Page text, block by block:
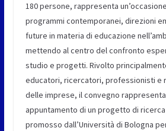
180 persone, rappresenta
programmi contemporanei, direzioni
future in materia di educazione
mettendo al centro del confronto
studio e progetti. Rivolto
educatori, ricercatori, professionisti e
delle imprese, il convegno
appuntamento di un progetto di
promosso dall’Università di Bologna